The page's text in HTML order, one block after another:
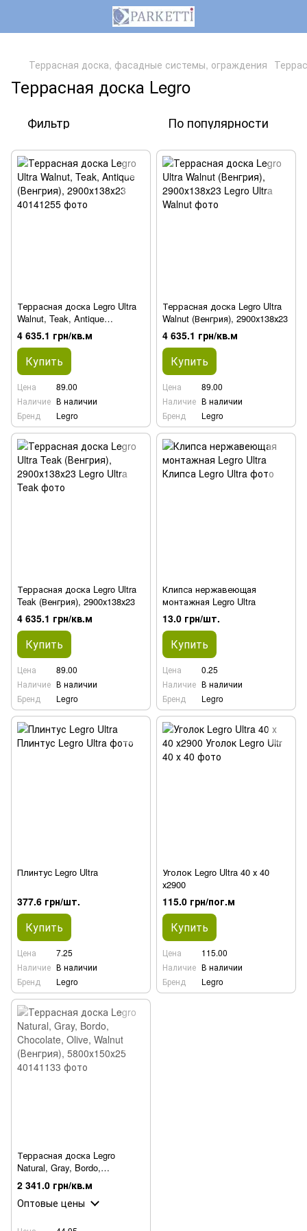
Террасная доска, фасадные системы, ограждения
Террасная доска Legro
Фильтр По популярности
Террасная доска Legro Ultra
Walnut, Teak, Antique
(Венгрия), 2900х138х23
4 635.1 грн/кв.м
Купить
Цена
89.00
Наличие В наличии
Бренд
Legro
Террасная доска Legro Ultra
Walnut (Венгрия), 2900х138х23
4 635.1 грн/кв.м
Купить
Цена
89.00
Наличие В наличии
Бренд
Legro
Террасная доска Legro Ultra
Teak (Венгрия), 2900х138х23
4 635.1 грн/кв.м
Купить
Цена
89.00
Наличие В наличии
Бренд
Legro
Клипса нержавеющая
монтажная Legro Ultra
13.0 грн/шт.
Купить
Цена
0.25
Наличие В наличии
Бренд
Legro
Плинтус Legro Ultra
377.6 грн/шт.
Купить
Цена
7.25
Наличие В наличии
Бренд
Legro
Уголок Legro Ultra 40 х 40
х2900
115.0 грн/пог.м
Купить
Цена
115.00
Наличие В наличии
Бренд
Legro
Террасная доска Legro
Natural, Gray, Bordo,
Chocolate, Olive, Walnut
(Венгрия), 5800х150х25
2 341.0 грн/кв.м
Оптовые цены